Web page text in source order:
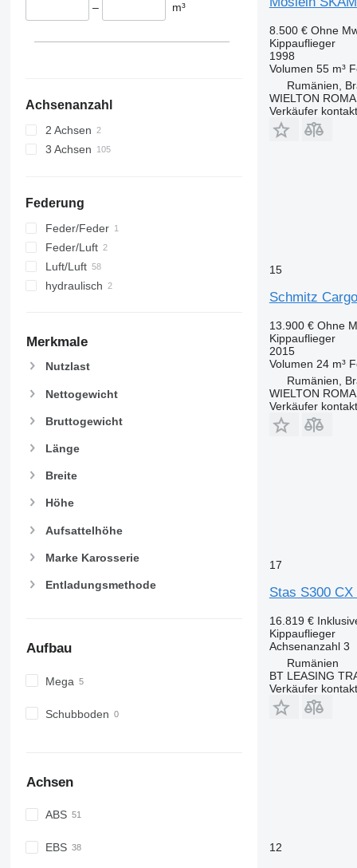
– m³
Achsenanzahl
2 Achsen
3 Achsen
Federung
Feder/Feder
Feder/Luft
Luft/Luft
hydraulisch
Merkmale
Nutzlast
Nettogewicht
Bruttogewicht
Länge
Breite
Höhe
Aufsattelhöhe
Marke Karosserie
Entladungsmethode
Aufbau
Mega
Schubboden
Achsen
ABS
EBS
8.500 € Ohne
Kippauflieger
1998
Volumen 55 m³
Rumänien,
WIELTON
Verkäufer
15
Schmitz
13.900 € Ohne
Kippauflieger
2015
Volumen 24 m³
Rumänien,
WIELTON
Verkäufer
17
Stas S300
16.819 €
Kippauflieger
Achsenanzahl 3
Rumänien
BT LEASING
Verkäufer
12